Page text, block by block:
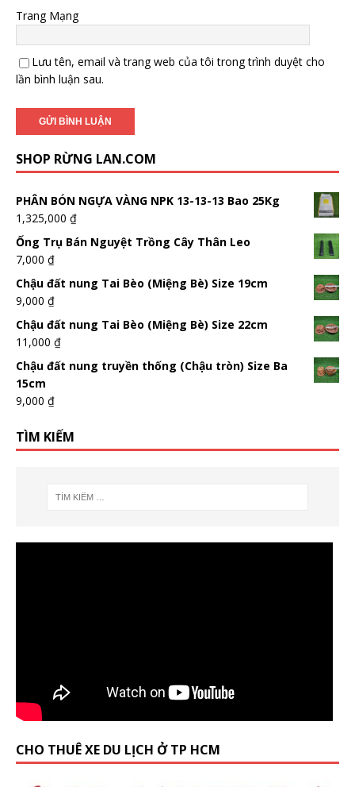
Trang Mạng
Lưu tên, email và trang web của tôi trong trình duyệt cho
lần bình luận sau.
SHOP RỪNG LAN.COM
PHÂN BÓN NGỰA VÀNG NPK 13-13-13 Bao 25Kg
1,325,000 ₫
Ống Trụ Bán Nguyệt Trồng Cây Thân Leo
7,000 ₫
Chậu đất nung Tai Bèo (Miệng Bè) Size 19cm
9,000 ₫
Chậu đất nung Tai Bèo (Miệng Bè) Size 22cm
11,000 ₫
Chậu đất nung truyền thống (Chậu tròn) Size Ba
15cm
9,000 ₫
TÌM KIẾM
CHO THUÊ XE DU LỊCH Ở TP HCM